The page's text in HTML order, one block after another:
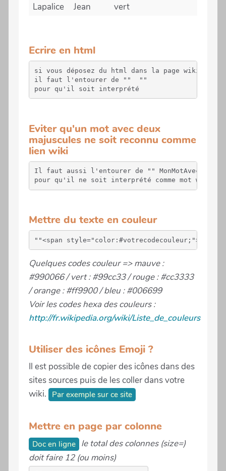
Lapalice
Jean vert
Ecrire en html
si vous déposez du html dans la page wiki,
il faut l'entourer de ""
""
pour qu'il soit interprété
Eviter qu'un mot avec deux
majuscules ne soit reconnu comme
lien wiki
Il faut aussi l'entourer de ""
pour qu'il ne soit interprété comme mot wiki
Mettre du texte en couleur
Quelques codes couleur => mauve :
#990066 / vert : #99cc33 / rouge : #cc3333
/ orange : #ff9900 / bleu : #006699
Voir les codes hexa des couleurs :
http://fr.wikipedia.org/wiki/Liste_de_couleurs
Utiliser des icônes Emoji ?
Il est possible de copier des icônes dans des
sites sources puis de les coller dans votre
wiki.
Par exemple sur ce site
Mettre en page par colonne
Doc en ligne le total des colonnes (size=)
doit faire 12 (ou moins)